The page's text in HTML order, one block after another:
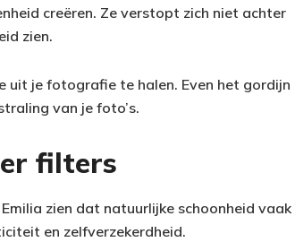
creëren. Ze verstopt zich niet achter
zien.
uit je fotografie te halen. Even het gordijn
van je foto’s.
filters
zien dat natuurlijke schoonheid vaak
en zelfverzekerdheid.